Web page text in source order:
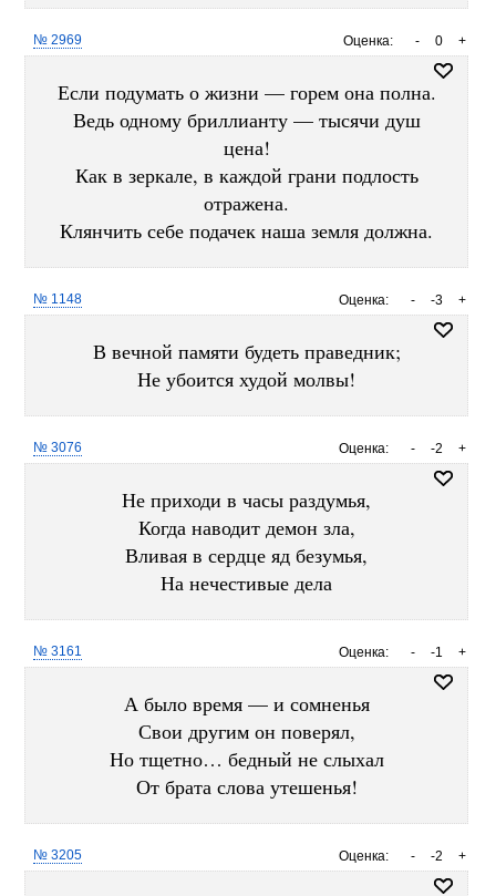
Оценка: +
0
-
№ 2969
Если подумать о жизни — горем она полна.
Ведь одному бриллианту — тысячи душ
цена!
Как в зеркале, в каждой грани подлость
отражена.
Клянчить себе подачек наша земля должна.
Оценка: +
-3
-
№ 1148
В вечной памяти будеть праведник;
Не убоится худой молвы!
Оценка: +
-2
-
№ 3076
Не приходи в часы раздумья,
Когда наводит демон зла,
Вливая в сердце яд безумья,
На нечестивые дела
Оценка: +
-1
-
№ 3161
А было время — и сомненья
Свои другим он поверял,
Но тщетно… бедный не слыхал
От брата слова утешенья!
Оценка: +
-2
-
№ 3205